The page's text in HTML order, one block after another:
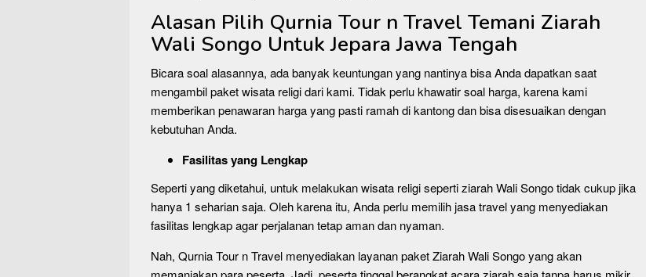
Alasan Pilih Qurnia Tour n Travel Temani Ziarah
Wali Songo Untuk Jepara Jawa Tengah
Bicara soal alasannya, ada banyak keuntungan yang nantinya bisa Anda dapatkan saat
mengambil paket wisata religi dari kami. Tidak perlu khawatir soal harga, karena kami
memberikan penawaran harga yang pasti ramah di kantong dan bisa disesuaikan dengan
kebutuhan Anda.
Fasilitas yang Lengkap
Seperti yang diketahui, untuk melakukan wisata religi seperti ziarah Wali Songo tidak cukup jika
hanya 1 seharian saja. Oleh karena itu, Anda perlu memilih jasa travel yang menyediakan
fasilitas lengkap agar perjalanan tetap aman dan nyaman.
Nah, Qurnia Tour n Travel menyediakan layanan paket Ziarah Wali Songo yang akan